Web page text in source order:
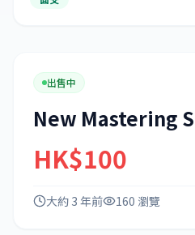
出售中
New Mastering
HK$100
大約 3 年前 160 瀏覽